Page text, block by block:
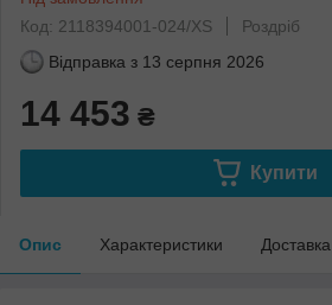
Код: 2118394001-024/XS
Роздріб
Відправка з 13 серпня 2026
14 453 ₴
Купити
Опис Характеристики Доставка